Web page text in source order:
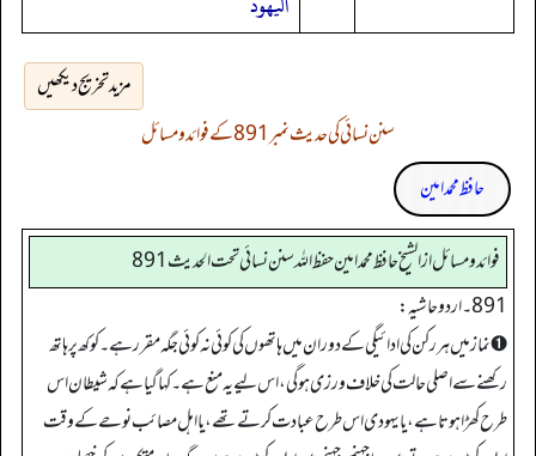
مزید تخریج دیکھیں
سنن نسائی کی حدیث نمبر 891 کے فوائد و مسائل
حافظ محمد امین
فوائد ومسائل از الشيخ حافظ محمد امين حفظ الله سنن نسائي تحت الحديث 891
891 ۔ اردو حاشیہ:
➊ نماز میں ہر رکن کی ادائیگی کے دوران میں ہاتھوں کی کوئی نہ کوئی جگہ مقرر ہے۔ کوکھ پر ہاتھ
رکھنے سے اصلی حالت کی خلاف ورزی ہو گی، اس لیے یہ منع ہے۔ کہا گیا ہے کہ شیطان اس
طرح کھڑا ہوتا ہے، یا یہودی اس طرح عبادت کرتے تھے، یا اہل مصائب نوحے کے وقت